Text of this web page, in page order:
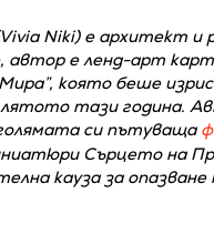
Niki) е архитект и
автор е ленд-арт
която беше
лятото тази година.
си пътуваща
Сърцето на
кауза за опазване